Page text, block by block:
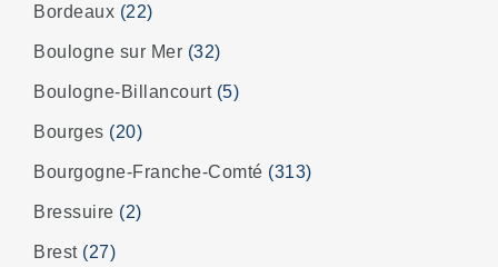
Bordeaux (22)
Boulogne sur Mer (32)
Boulogne-Billancourt (5)
Bourges (20)
Bourgogne-Franche-Comté (313)
Bressuire (2)
Brest (27)